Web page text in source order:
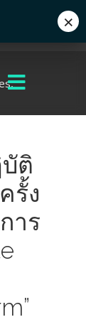
ติ
รั้ง
าร
×